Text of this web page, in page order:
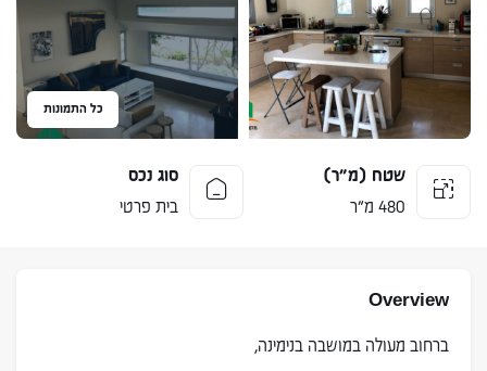
כל התמונות
שטח (מ״ר)
480 מ״ר
סוג נכס
בית פרטי
Overview
ברחוב מעולה במושבה בנימינה,